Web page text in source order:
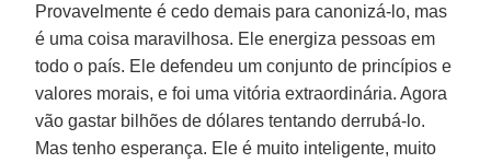
Provavelmente é cedo demais para canonizá-lo, mas
é uma coisa maravilhosa. Ele energiza pessoas em
todo o país. Ele defendeu um conjunto de princípios e
valores morais, e foi uma vitória extraordinária. Agora
vão gastar bilhões de dólares tentando derrubá-lo.
Mas tenho esperança. Ele é muito inteligente, muito